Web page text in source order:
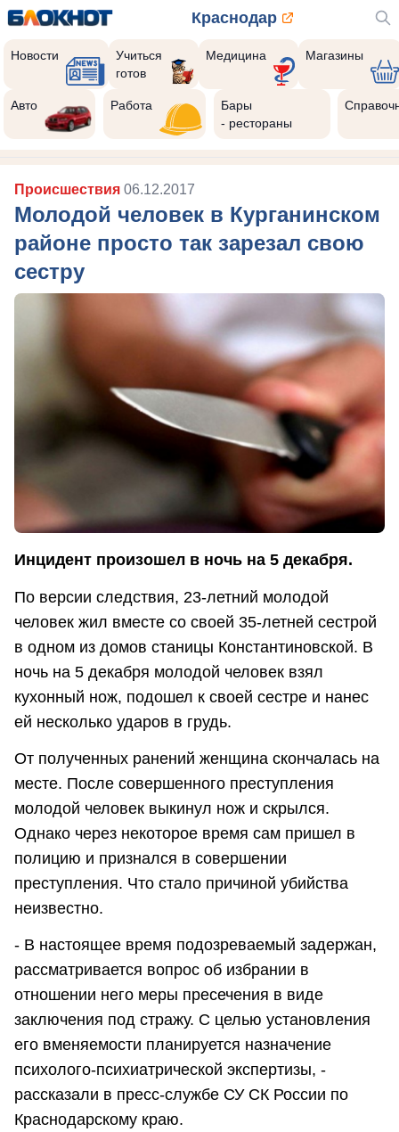
Краснодар
Новости
Учиться
готов
Медицина Магазины
Авто Работа
Бары
- рестораны
Происшествия 06.12.2017
Молодой человек в Курганинском
районе просто так зарезал свою
сестру
Инцидент произошел в ночь на 5 декабря.
По версии следствия, 23-летний молодой
человек жил вместе со своей 35-летней сестрой
в одном из домов станицы Константиновской. В
ночь на 5 декабря молодой человек взял
кухонный нож, подошел к своей сестре и нанес
ей несколько ударов в грудь.
От полученных ранений женщина скончалась на
месте. После совершенного преступления
молодой человек выкинул нож и скрылся.
Однако через некоторое время сам пришел в
полицию и признался в совершении
преступления. Что стало причиной убийства
неизвестно.
- В настоящее время подозреваемый задержан,
рассматривается вопрос об избрании в
отношении него меры пресечения в виде
заключения под стражу. С целью установления
его вменяемости планируется назначение
психолого-психиатрической экспертизы, -
рассказали в пресс-службе СУ СК России по
Краснодарскому краю.